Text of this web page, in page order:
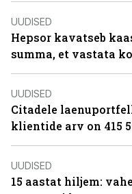
UUDISED
Hepsor kavatseb
summa, et vastata
UUDISED
Citadele
klientide arv on 415
UUDISED
15 aastat hiljem: